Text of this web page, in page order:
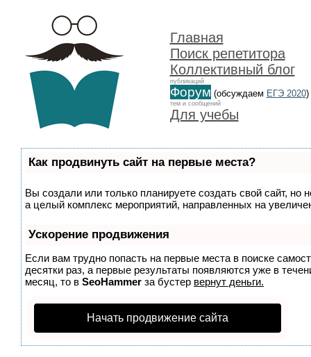
Главная
Поиск репетитора
Коллективный блог
публикаций
Форум (обсуждаем ЕГЭ 2020)
тем и сообщений
Для учебы
Как продвинуть сайт на первые места?
Вы создали или только планируете создать свой сайт, но
а целый комплекс мероприятий, направленных на
Ускорение продвижения
Если вам трудно попасть на первые места в поиске
десятки раз, а первые результаты появляются уже в
месяц, то в SeoHammer за бустер вернут деньги.
Начать продвижение сайта